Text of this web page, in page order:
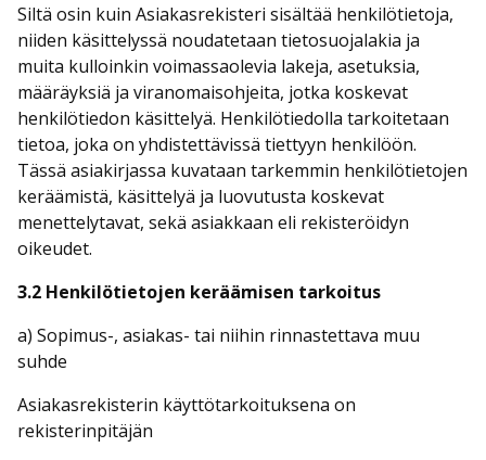
Siltä osin kuin Asiakasrekisteri sisältää henkilötietoja,
niiden käsittelyssä noudatetaan tietosuojalakia ja
muita kulloinkin voimassaolevia lakeja, asetuksia,
määräyksiä ja viranomaisohjeita, jotka koskevat
henkilötiedon käsittelyä. Henkilötiedolla tarkoitetaan
tietoa, joka on yhdistettävissä tiettyyn henkilöön.
Tässä asiakirjassa kuvataan tarkemmin henkilötietojen
keräämistä, käsittelyä ja luovutusta koskevat
menettelytavat, sekä asiakkaan eli rekisteröidyn
oikeudet.
3.2 Henkilötietojen keräämisen tarkoitus
a) Sopimus-, asiakas- tai niihin rinnastettava muu
suhde
Asiakasrekisterin käyttötarkoituksena on
rekisterinpitäjän